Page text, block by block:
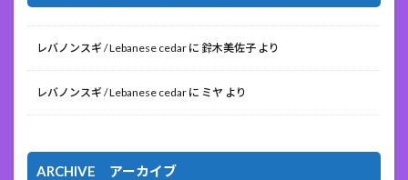
レバノンスギ / Lebanese cedar に 鈴木美佐子 より
レバノンスギ / Lebanese cedar に ミヤ より
ARCHIVE アーカイブ